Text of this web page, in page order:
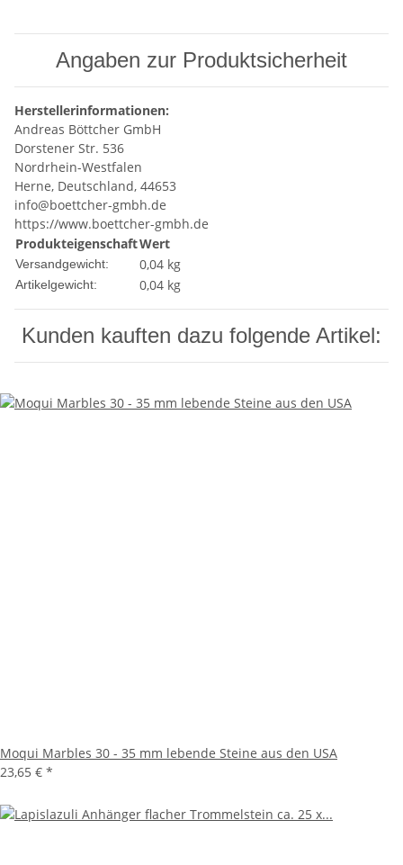
Angaben zur Produktsicherheit
Herstellerinformationen:
Andreas Böttcher GmbH
Dorstener Str. 536
Nordrhein-Westfalen
Herne, Deutschland, 44653
info@boettcher-gmbh.de
https://www.boettcher-gmbh.de
ProdukteigenschaftWert
Versandgewicht: 0,04 kg
Artikelgewicht: 0,04 kg
Kunden kauften dazu folgende Artikel:
Moqui Marbles 30 - 35 mm lebende Steine aus den USA
23,65 € *